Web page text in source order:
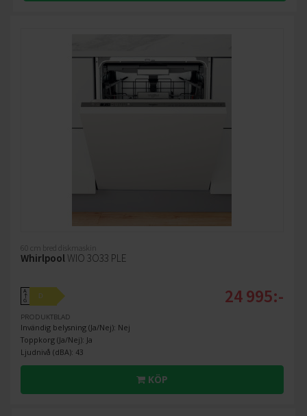
60 cm bred diskmaskin
WhirlpoolWIO 3O33 PLE
A
↑
G
D
PRODUKTBLAD
Invändig belysning (Ja/Nej): Nej
Toppkorg (Ja/Nej): Ja
Ljudnivå (dBA): 43
24 995:-
KÖP